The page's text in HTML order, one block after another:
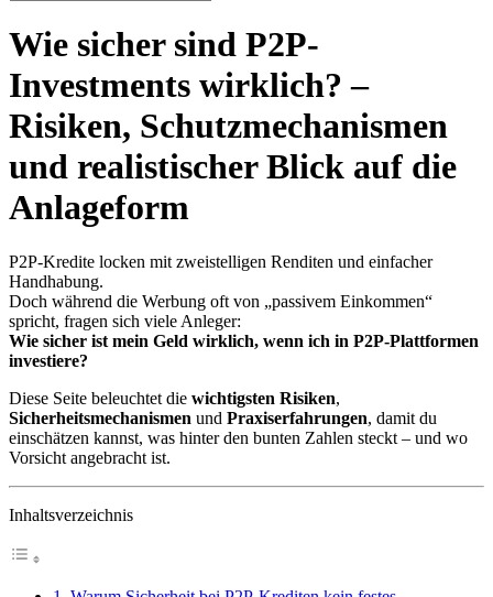
Wie sicher sind P2P-
Investments wirklich? –
Risiken, Schutzmechanismen
und realistischer Blick auf die
Anlageform
P2P-Kredite locken mit zweistelligen Renditen und einfacher
Handhabung.
Doch während die Werbung oft von „passivem Einkommen“
spricht, fragen sich viele Anleger:
Wie sicher ist mein Geld wirklich, wenn ich in P2P-Plattformen
investiere?
Diese Seite beleuchtet die wichtigsten Risiken,
Sicherheitsmechanismen und Praxiserfahrungen, damit du
einschätzen kannst, was hinter den bunten Zahlen steckt – und wo
Vorsicht angebracht ist.
Inhaltsverzeichnis